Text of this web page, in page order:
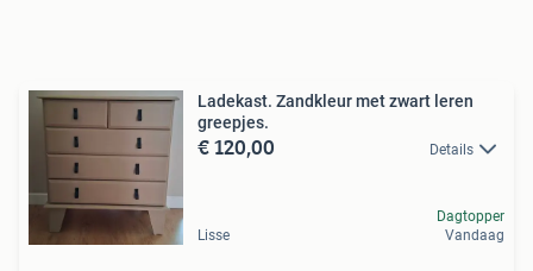
Ladekast. Zandkleur met zwart leren
greepjes.
€ 120,00 Details
Lisse
Dagtopper
Vandaag